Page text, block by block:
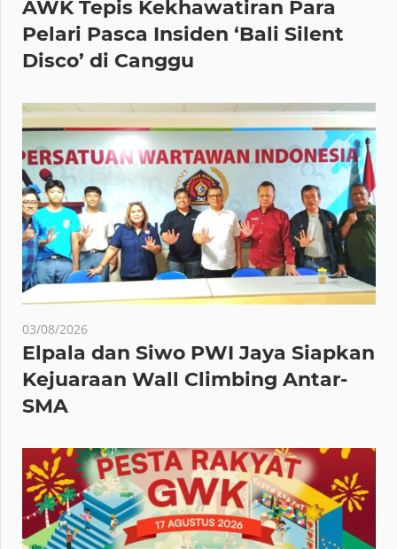
AWK Tepis Kekhawatiran Para
Pelari Pasca Insiden ‘Bali Silent
Disco’ di Canggu
03/08/2026
Elpala dan Siwo PWI Jaya Siapkan
Kejuaraan Wall Climbing Antar-
SMA